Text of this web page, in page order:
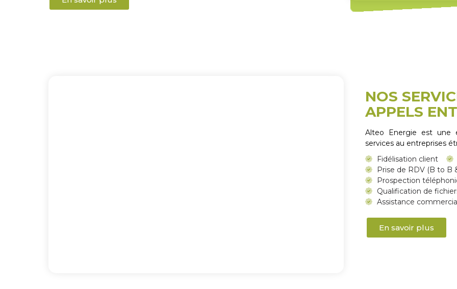
NOS
APPELS
Alteo Energie est une
services au entreprises
Fidélisation client
Prise de RDV (B to B
Prospection
Qualification de
Assistance
En savoir plus